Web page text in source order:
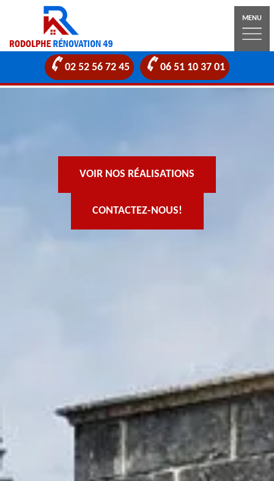
MENU
02 52 56 72 45 06 51 10 37 01
VOIR NOS RÉALISATIONS
CONTACTEZ-NOUS!